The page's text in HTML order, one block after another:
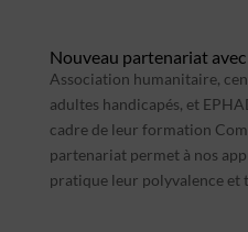
Nouveau partenariat
Association humanitaire,
adultes handicapés, et
cadre de leur formation
partenariat permet à nos
pratique leur polyvalence et